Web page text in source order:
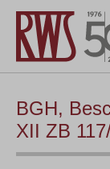
BGH,
XII ZB